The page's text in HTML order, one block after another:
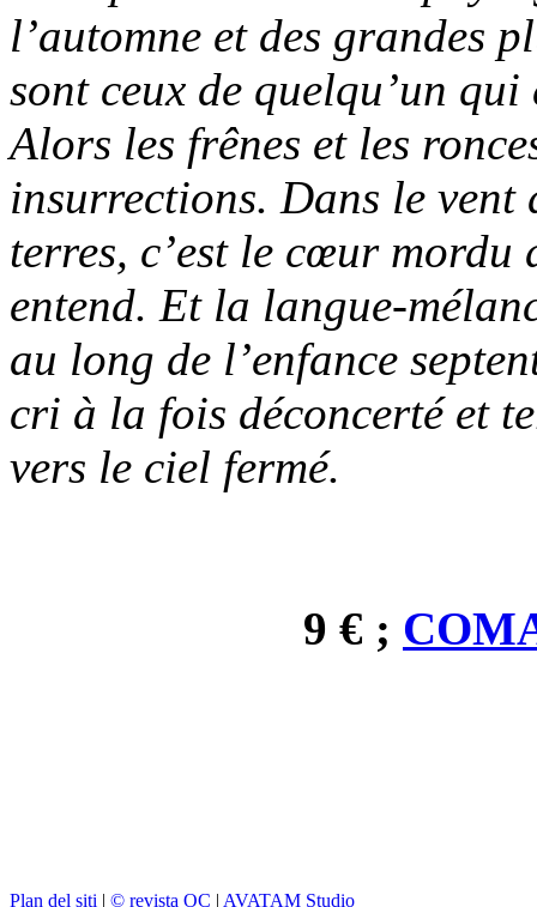
l’automne et des grandes
sont ceux de quelqu’un
Alors les frênes et les
insurrections. Dans le vent
terres, c’est le cœur mordu
entend. Et la langue-
au long de l’enfance
cri à la fois déconcerté et
vers le ciel fermé.
9 € ;
Plan del siti | © revista OC | AVATAM Studio